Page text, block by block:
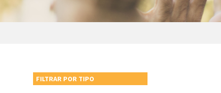
FILTRAR POR TIPO